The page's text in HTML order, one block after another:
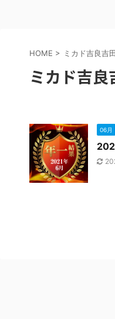
HOME > ミカド吉良吉
ミカド吉良
06月